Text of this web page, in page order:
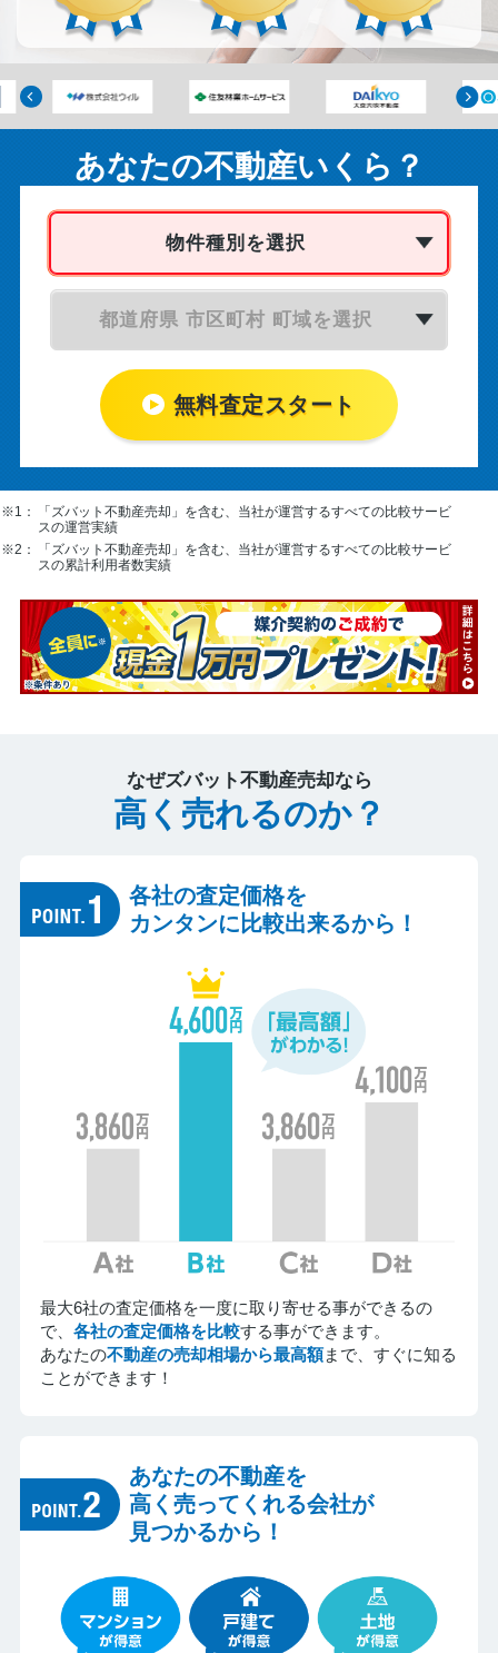
あなたの不動産いくら？
物件種別を選択
都道府県 市区町村 町域を選択
無料査定スタート
※1：
「ズバット不動産売却」を含む、当社が運営するすべての比較サービ
スの運営実績
※2：
「ズバット不動産売却」を含む、当社が運営するすべての比較サービ
スの累計利用者数実績
なぜズバット不動産売却なら
高く売れるのか？
各社の査定価格を
カンタンに比較出来るから！
最大6社の査定価格を一度に取り寄せる事ができるの
で、 各社の査定価格を比較する事ができます。
あなたの不動産の売却相場から最高額まで、すぐに知る
ことができます！
あなたの不動産を
高く売ってくれる会社が
見つかるから！